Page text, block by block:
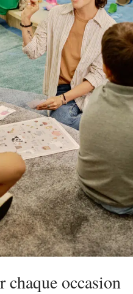
chaque occasion